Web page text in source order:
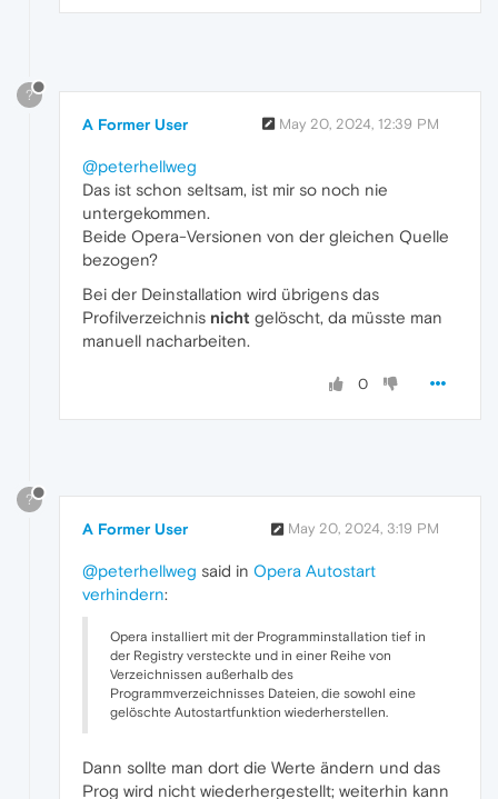
?
A Former User May 20, 2024, 12:39 PM
@peterhellweg
Das ist schon seltsam, ist mir so noch nie
untergekommen.
Beide Opera-Versionen von der gleichen Quelle
bezogen?
Bei der Deinstallation wird übrigens das
Profilverzeichnis nicht gelöscht, da müsste man
manuell nacharbeiten.
0
?
A Former User May 20, 2024, 3:19 PM
@peterhellweg said in Opera Autostart
verhindern:
Opera installiert mit der Programminstallation tief in
der Registry versteckte und in einer Reihe von
Verzeichnissen außerhalb des
Programmverzeichnisses Dateien, die sowohl eine
gelöschte Autostartfunktion wiederherstellen.
Dann sollte man dort die Werte ändern und das
Prog wird nicht wiederhergestellt; weiterhin kann